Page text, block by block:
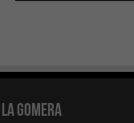
La Gomera